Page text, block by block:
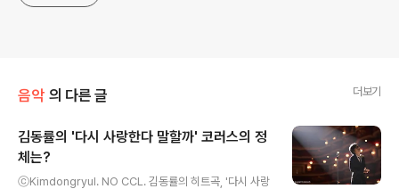
음악 의 다른 글 더보기
김동률의 '다시 사랑한다 말할까' 코러스의 정
체는?
ⓒKimdongryul. NO CCL. 김동률의 히트곡, '다시 사랑